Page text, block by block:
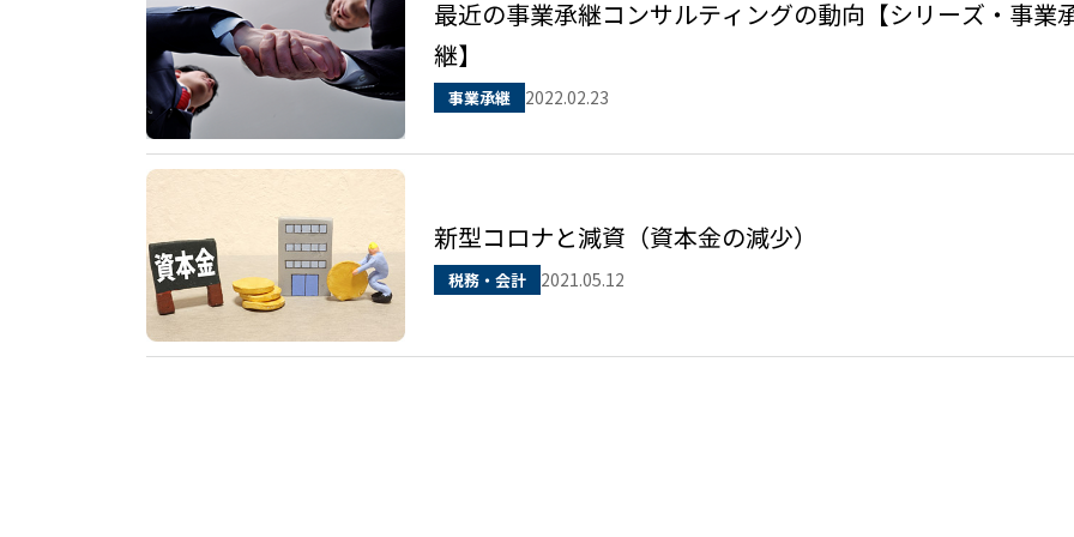
最近の事業承継コンサルティングの動向【シリーズ・事業
継】
事業承継 2022.02.23
新型コロナと減資（資本金の減少）
税務・会計 2021.05.12